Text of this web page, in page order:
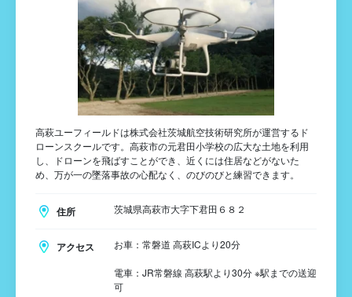
高萩ユーフィールドは株式会社茨城航空技術研究所が運営するド
ローンスクールです。高萩市の元君田小学校の広大な土地を利用
し、ドローンを飛ばすことができ、近くには住居などがないた
め、万が一の墜落事故の心配なく、のびのびと練習できます。
住所 茨城県高萩市大字下君田６８２
アクセス お車：常磐道 高萩ICより20分
電車：JR常磐線 高萩駅より30分 ※駅までの送迎
可